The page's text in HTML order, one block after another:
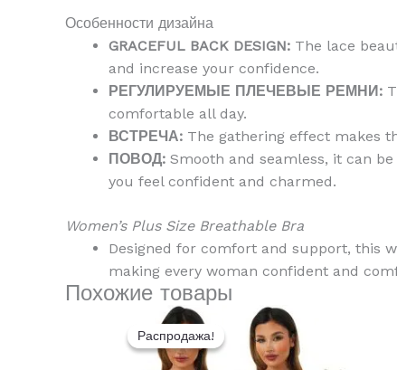
Особенности дизайна
GRACEFUL BACK DESIGN: The lace
and increase your confidence.
РЕГУЛИРУЕМЫЕ ПЛЕЧЕВЫЕ РЕМНИ:
comfortable all day.
ВСТРЕЧА: The gathering effect makes
ПОВОД: Smooth and seamless, it can
you feel confident and charmed.
Women’s Plus Size Breathable Bra
Designed for comfort and support, this
making every woman confident and
Похожие товары
Распродажа!
Распродажа!
Первоначальная
цена
составляла
$15.50.
Текущая
цена:
$9.90.
Этот
товар
имеет